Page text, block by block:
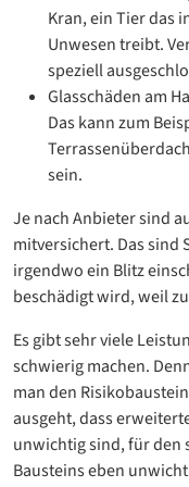
Kran, ein Tier das
Unwesen treibt.
speziell
Glasschäden am
Das kann zum
sein.
Je nach Anbieter sind
mitversichert. Das sind
irgendwo ein Blitz
beschädigt wird, weil
Es gibt sehr viele
schwierig machen.
man den
ausgeht, dass
unwichtig sind, für den
Bausteins eben